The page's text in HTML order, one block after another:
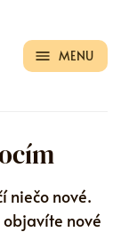
MENU
niečo nové.
nové